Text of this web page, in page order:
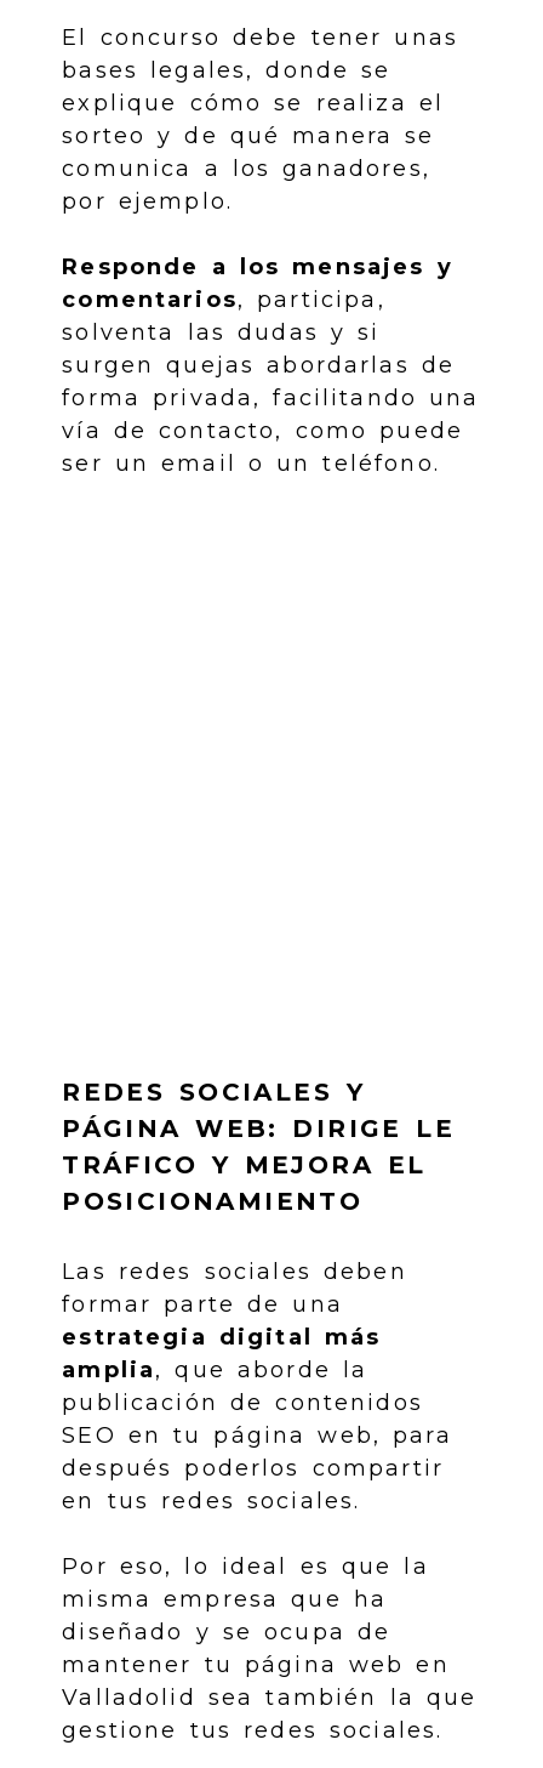
El concurso debe tener unas
bases legales, donde se
explique cómo se realiza el
sorteo y de qué manera se
comunica a los ganadores,
por ejemplo.
Responde a los mensajes y
comentarios, participa,
solventa las dudas y si
surgen quejas abordarlas de
forma privada, facilitando una
vía de contacto, como puede
ser un email o un teléfono.
REDES SOCIALES Y
PÁGINA WEB: DIRIGE LE
TRÁFICO Y MEJORA EL
POSICIONAMIENTO
Las redes sociales deben
formar parte de una
estrategia digital más
amplia, que aborde la
publicación de contenidos
SEO en tu página web, para
después poderlos compartir
en tus redes sociales.
Por eso, lo ideal es que la
misma empresa que ha
diseñado y se ocupa de
mantener tu página web en
Valladolid sea también la que
gestione tus redes sociales.